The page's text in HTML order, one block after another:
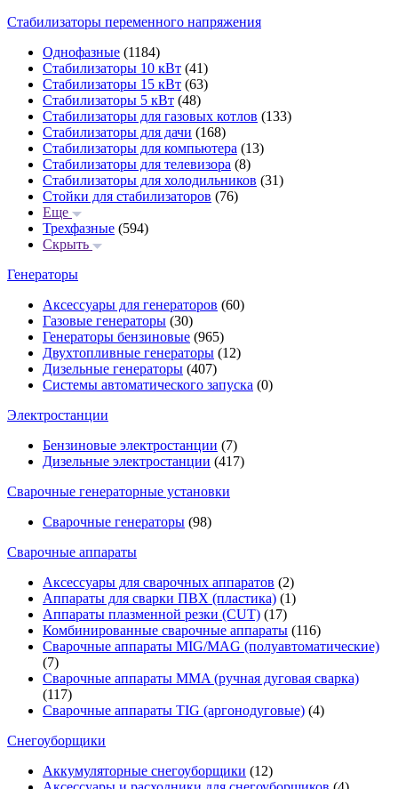
Стабилизаторы переменного напряжения
Однофазные (1184)
Стабилизаторы 10 кВт (41)
Стабилизаторы 15 кВт (63)
Стабилизаторы 5 кВт (48)
Стабилизаторы для газовых котлов (133)
Стабилизаторы для дачи (168)
Стабилизаторы для компьютера (13)
Стабилизаторы для телевизора (8)
Стабилизаторы для холодильников (31)
Стойки для стабилизаторов (76)
Еще
Трехфазные (594)
Скрыть
Генераторы
Аксессуары для генераторов (60)
Газовые генераторы (30)
Генераторы бензиновые (965)
Двухтопливные генераторы (12)
Дизельные генераторы (407)
Системы автоматического запуска (0)
Электростанции
Бензиновые электростанции (7)
Дизельные электростанции (417)
Сварочные генераторные установки
Сварочные генераторы (98)
Сварочные аппараты
Аксессуары для сварочных аппаратов (2)
Аппараты для сварки ПВХ (пластика) (1)
Аппараты плазменной резки (CUT) (17)
Комбинированные сварочные аппараты (116)
Сварочные аппараты MIG/MAG (полуавтоматические)
(7)
Сварочные аппараты MMA (ручная дуговая сварка)
(117)
Сварочные аппараты TIG (аргонодуговые) (4)
Снегоуборщики
Аккумуляторные снегоуборщики (12)